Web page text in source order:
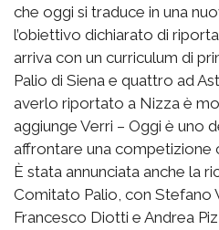
che oggi si traduce in una
l’obiettivo dichiarato di
arriva con un curriculum di
Palio di Siena e quattro ad
averlo riportato a Nizza è
aggiunge Verri – Oggi è uno
affrontare una competizione
È stata annunciata anche la
Comitato Palio, con Stefano
Francesco Diotti e Andrea